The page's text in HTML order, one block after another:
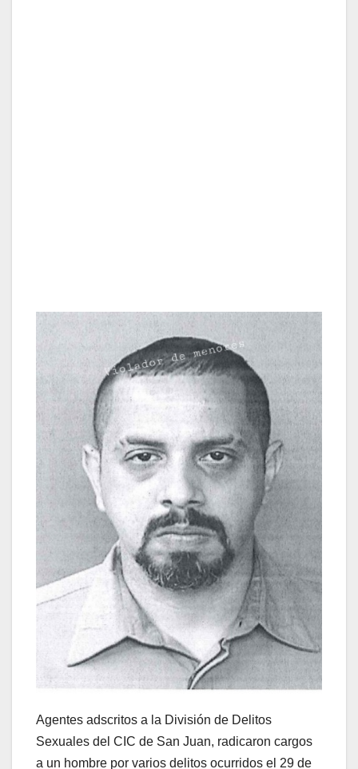
Agentes adscritos a la División de Delitos
Sexuales del CIC de San Juan, radicaron cargos
a un hombre por varios delitos ocurridos el 29 de